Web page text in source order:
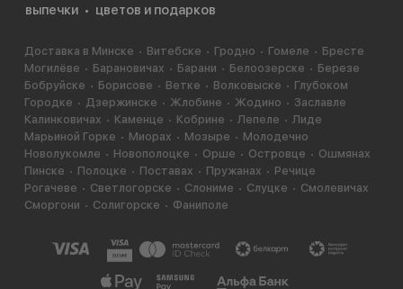
выпечки
цветов и подарков
Доставка в Минске Витебске Гродно Гомеле
Бресте
Могилёве
Барановичах Барани Белоозерске
Березе
Бобруйске
Борисове Ветке Волковыске
Глубоком
Городке
Дзержинске Жлобине Жодино
Заславле
Калинковичах
Каменце Кобрине Лепеле
Лиде
Марьиной Горке
Миорах Мозыре
Молодечно
Новолукомле
Новополоцке Орше Островце
Ошмянах
Пинске
Полоцке Поставах Пружанах
Речице
Рогачеве
Светлогорске Слониме Слуцке
Смолевичах
Сморгони
Солигорске Фаниполе